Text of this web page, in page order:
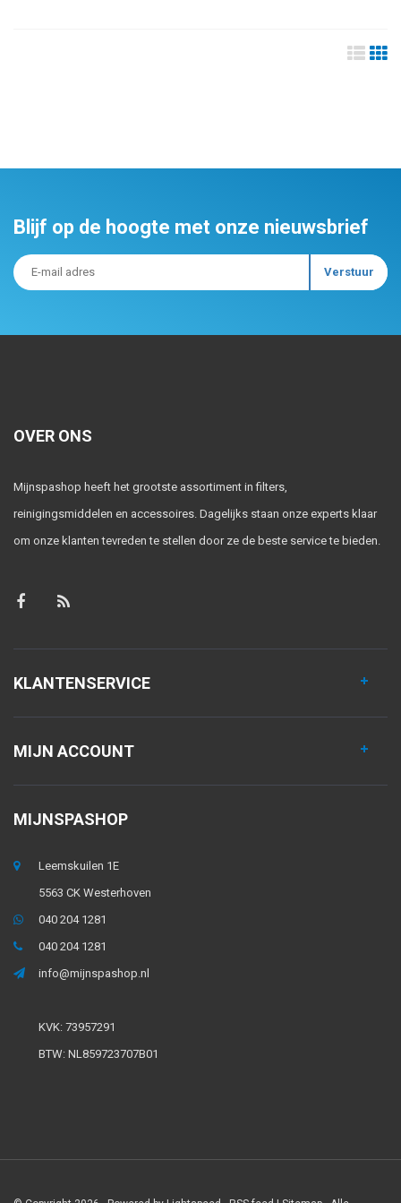
Blijf op de hoogte met onze nieuwsbrief
OVER ONS
Mijnspashop heeft het grootste assortiment in filters,
reinigingsmiddelen en accessoires. Dagelijks staan onze experts klaar
om onze klanten tevreden te stellen door ze de beste service te bieden.
KLANTENSERVICE
MIJN ACCOUNT
MIJNSPASHOP
Leemskuilen 1E
5563 CK Westerhoven
040 204 1281
040 204 1281
info@mijnspashop.nl
KVK: 73957291
BTW: NL859723707B01